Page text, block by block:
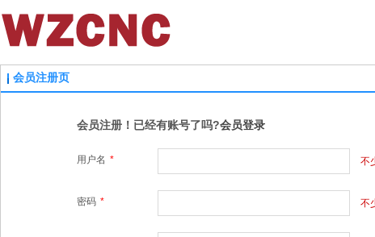
会员注册页
会员注册！已经有账号了吗?会员登录
用户名 * 不
密码 * 不